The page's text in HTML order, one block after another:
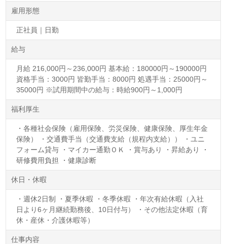
雇用形態
正社員｜日勤
給与
月給 216,000円～236,000円 基本給：180000円～190000円
資格手当：3000円 皆勤手当：8000円 処遇手当：25000円～
35000円 ※試用期間中の給与：時給900円～1,000円
福利厚生
・各種社会保険（雇用保険、労災保険、健康保険、厚生年金
保険） ・交通費手当（交通費支給（規程内支給）） ・ユニ
フォーム貸与 ・マイカー通勤ＯＫ ・賞与あり ・昇給あり ・
研修費用負担 ・健康診断
休日・休暇
・週休2日制 ・夏季休暇 ・冬季休暇 ・年次有給休暇（入社
日より6ヶ月継続勤務後、10日付与） ・その他法定休暇（育
休・産休・介護休暇等）
仕事内容